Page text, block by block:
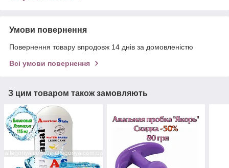
Умови повернення
Повернення товару впродовж 14 днів за домовленістю
Всі умови повернення
З цим товаром також замовляють